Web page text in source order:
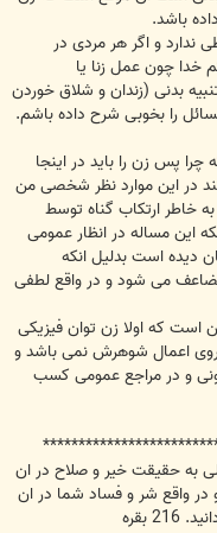
باشد.
ندارد و اگر هر مردی در
خدا چون عمل زنا یا
بدنی (زندان و شلاق خوردن
را بخوبی شرح داده باشم.
پس زن را باید در اینجا
در این موارد نظر شخصی من
خاطر ارتکاب گناه توسط
این مساله در انظار عمومی
دیده است بدلیل انکه
می شود و در واقع لطفی
است که اولا زن توان فیزیکی
گروی اعمال شوهرش نمی باشد و
و در مراجع عمومی کسب
به حقیقت خیر و صلاح در ان
در واقع شر و فساد شما در ان